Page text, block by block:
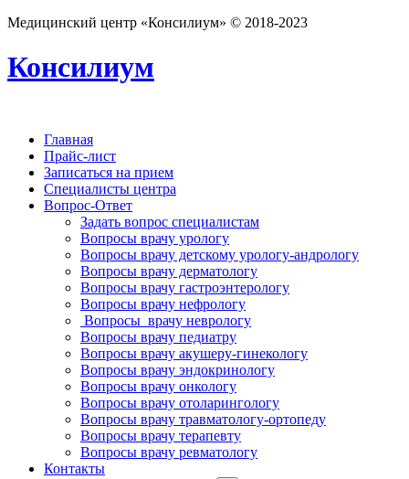
Медицинский центр «Консилиум» © 2018-2023
Консилиум
Главная
Прайс-лист
Записаться на прием
Специалисты центра
Вопрос-Ответ
Задать вопрос специалистам
Вопросы врачу урологу
Вопросы врачу детскому урологу-андрологу
Вопросы врачу дерматологу
Вопросы врачу гастроэнтерологу
Вопросы врачу нефрологу
Вопросы врачу неврологу
Вопросы врачу педиатру
Вопросы врачу акушеру-гинекологу
Вопросы врачу эндокринологу
Вопросы врачу онкологу
Вопросы врачу отоларингологу
Вопросы врачу травматологу-ортопеду
Вопросы врачу терапевту
Вопросы врачу ревматологу
Контакты